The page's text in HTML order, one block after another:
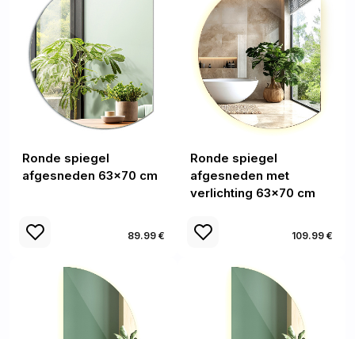
Ronde spiegel
afgesneden 63x70 cm
89.99 €
Ronde spiegel
afgesneden met
verlichting 63x70 cm
109.99 €